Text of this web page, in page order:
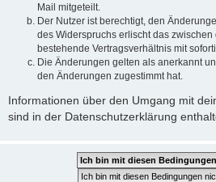
Mail mitgeteilt.
Der Nutzer ist berechtigt, den
des Widerspruchs erlischt das
bestehende Vertragsverhältnis mit
Die Änderungen gelten als anerkannt
den Änderungen zugestimmt hat.
Informationen über den Umgang mit
sind in der Datenschutzerklärung